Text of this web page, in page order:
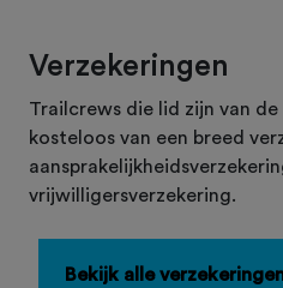
Verzekeringen
Trailcrews die lid zijn van
kosteloos van een breed
vrijwilligersverzekering.
Bekijk alle